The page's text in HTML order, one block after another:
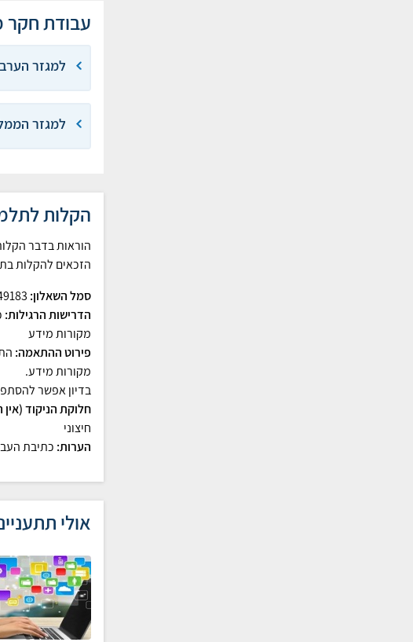
עבודת
למגזר
למגזר
הקלות
הוראות בדבר
הזכאים להקלות
סמל השאלון:
הדרישות הרגילות:
מקורות מידע
פירוט ההתאמה:
מקורות מידע.
בדיון אפשר
חלוקת הניקוד
חיצוני
הערות: כתיבת
אולי